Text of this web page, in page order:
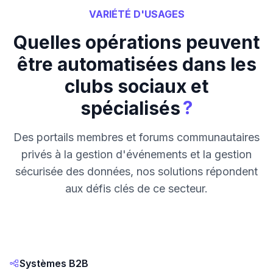
VARIÉTÉ D'USAGES
Quelles opérations peuvent
être automatisées dans les
clubs sociaux et
spécialisés?
Des portails membres et forums communautaires
privés à la gestion d'événements et la gestion
sécurisée des données, nos solutions répondent
aux défis clés de ce secteur.
Systèmes B2B